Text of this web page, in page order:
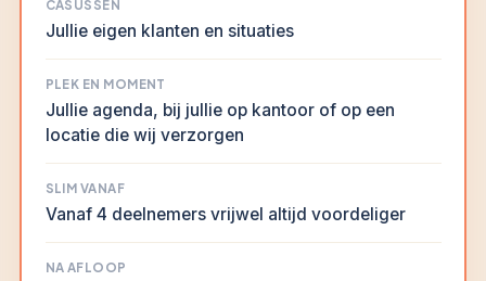
CASUSSEN
Jullie eigen klanten en situaties
PLEK EN MOMENT
Jullie agenda, bij jullie op kantoor of op een
locatie die wij verzorgen
SLIM VANAF
Vanaf 4 deelnemers vrijwel altijd voordeliger
NA AFLOOP